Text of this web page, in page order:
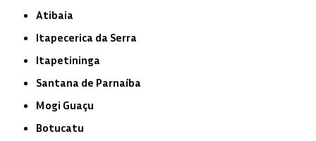
Atibaia
Itapecerica da Serra
Itapetininga
Santana de Parnaíba
Mogi Guaçu
Botucatu